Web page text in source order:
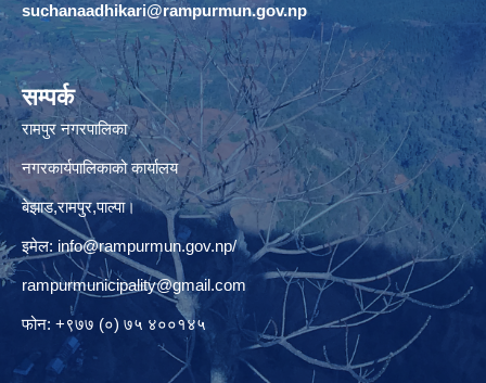
suchanaadhikari@rampurmun.gov.np
सम्पर्क
रामपुर नगरपालिका
नगरकार्यपालिकाको कार्यालय
बेझाड,रामपुर,पाल्पा।
इमेल: info@rampurmun.gov.np/
rampurmunicipality@gmail.com
फोन: +९७७ (०) ७५ ४००१४५